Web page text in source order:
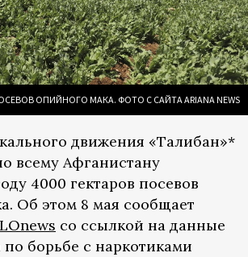
ОПИЙНОГО МАКА. ФОТО С САЙТА ARIANA NEWS
движения «Талибан»*
всему Афганистану
4000 гектаров посевов
Об этом 8 мая сообщает
со ссылкой на данные
по борьбе с наркотиками